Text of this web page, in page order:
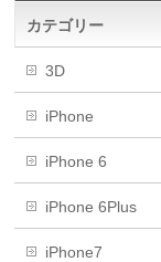
カテゴリー
3D
iPhone
iPhone 6
iPhone 6Plus
iPhone7